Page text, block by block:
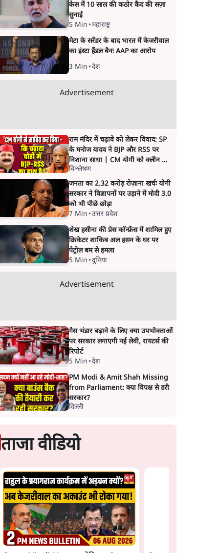
केस में 10 साल की कठोर कैद की सज़ा
सुनाई
5 Min •महाराष्ट्र
मेटा के सरेंडर के बाद भारत में केजरीवाल
का इंस्टा हैंडल बैनः AAP का आरोप
3 Min •देश
Advertisement
राम मंदिर में चढ़ावे को लेकर विवाद: SP
के मनोज यादव ने BJP और RSS पर
निशाना साधा | CM योगी को क्लीन चिट
मिली
विश्लेषण
जनता का 2.32 करोड़ रोज़ाना खर्चः योगी
सरकार ने विज्ञापनों पर उड़ाने में मोदी 3.0
को भी पीछे छोड़ा
7 Min •उत्तर प्रदेश
शेख हसीना की प्रेस कॉन्फ्रेंस में शामिल हुए
क्रिकेटर शाकिब अल हसन के घर पर
पेट्रोल बम से हमला
5 Min •दुनिया
Advertisement
गैस भंडार बढ़ाने के लिए क्या उपभोक्ताओं
पर सरकार लगाएगी नई लेवी, रायटर्स की
रिपोर्ट
5 Min •देश
PM Modi & Amit Shah Missing
from Parliament: क्या विपक्ष से डरी
सरकार?
दिल्ली
ताजा वीडियो